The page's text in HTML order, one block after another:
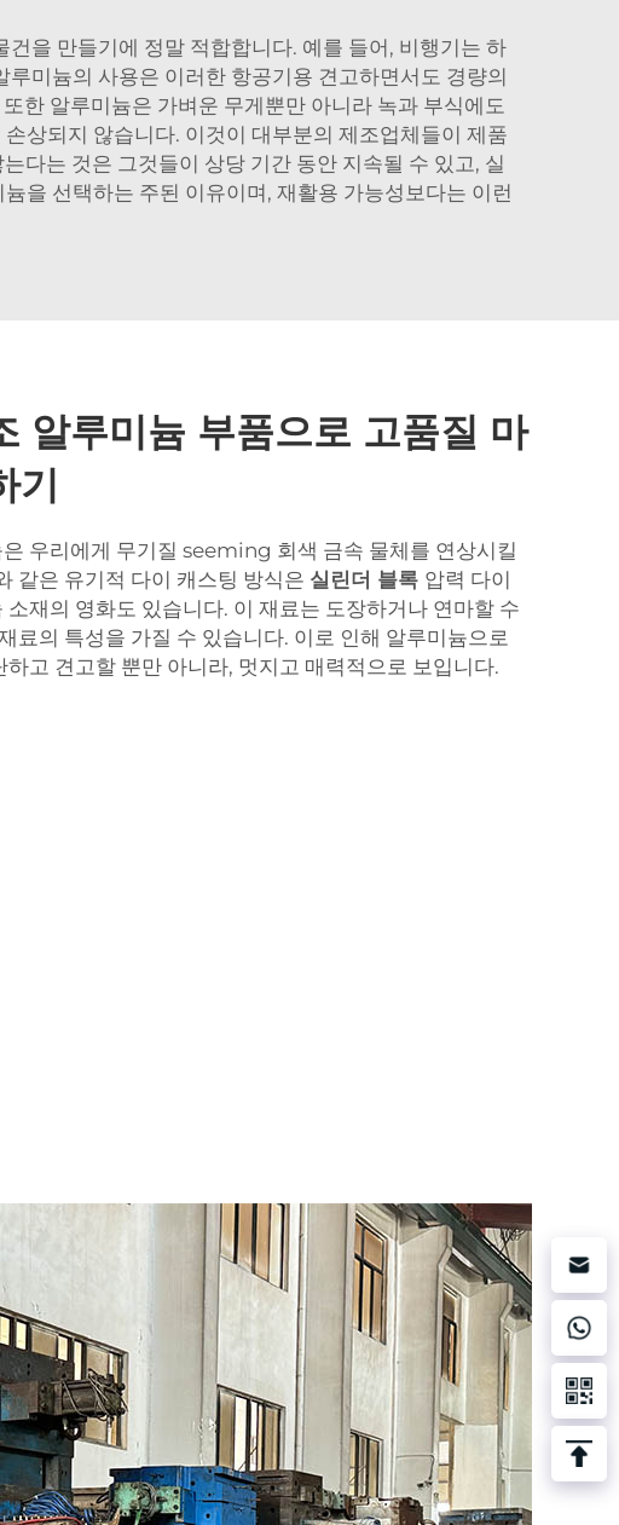
을 만들기에 정말 적합합니다. 예를 들어, 비행기는 하
미늄의 사용은 이러한 항공기용 견고하면서도 경량의
한 알루미늄은 가벼운 무게뿐만 아니라 녹과 부식에도
상되지 않습니다. 이것이 대부분의 제조업체들이 제품
다는 것은 그것들이 상당 기간 동안 지속될 수 있고, 실
을 선택하는 주된 이유이며, 재활용 가능성보다는 이런
알루미늄 부품으로 고품질 마
기
우리에게 무기질 seeming 회색 금속 물체를 연상시킬
같은 유기적 다이 캐스팅 방식은 실린더 블록 압력 다이
소재의 영화도 있습니다. 이 재료는 도장하거나 연마할 수
료의 특성을 가질 수 있습니다. 이로 인해 알루미늄으로
하고 견고할 뿐만 아니라, 멋지고 매력적으로 보입니다.